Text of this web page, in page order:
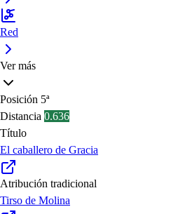
Red
Ver más
Posición 5ª
Distancia 0.636
Título
El caballero de Gracia
Atribución tradicional
Tirso de Molina